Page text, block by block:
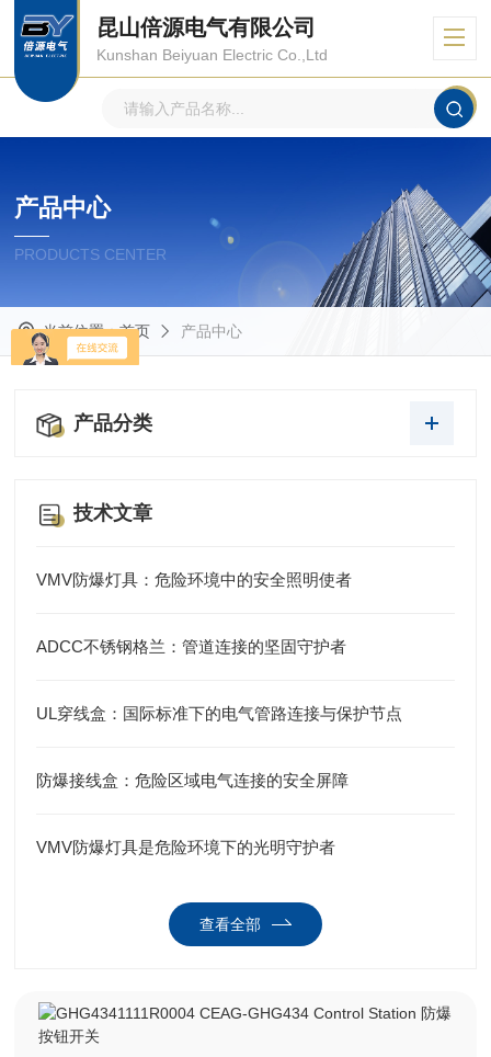
昆山倍源电气有限公司
Kunshan Beiyuan Electric Co.,Ltd
产品中心
PRODUCTS CENTER
当前位置：首页 产品中心
产品分类
技术文章
VMV防爆灯具：危险环境中的安全照明使者
ADCC不锈钢格兰：管道连接的坚固守护者
UL穿线盒：国际标准下的电气管路连接与保护节点
防爆接线盒：危险区域电气连接的安全屏障
VMV防爆灯具是危险环境下的光明守护者
查看全部